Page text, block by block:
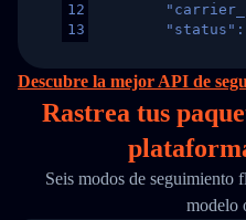
12
13
16
17
21
"phone":
          {
Descubre la mejor API de
Rastrea tus
Seis modos de seguimiento
modelo